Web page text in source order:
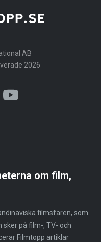
AB
2026
om film,
filmsfären, som
på film-, TV- och
Filmtopp artiklar